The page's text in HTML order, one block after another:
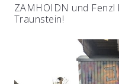
ZAMHOIDN und
Traunstein!